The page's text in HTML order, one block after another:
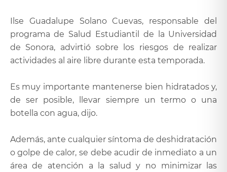
Ilse Guadalupe Solano Cuevas, responsable del
programa de Salud Estudiantil de la Universidad
de Sonora, advirtió sobre los riesgos de realizar
actividades al aire libre durante esta temporada.
Es muy importante mantenerse bien hidratados y,
de ser posible, llevar siempre un termo o una
botella con agua, dijo.
Además, ante cualquier síntoma de deshidratación
o golpe de calor, se debe acudir de inmediato a un
área de atención a la salud y no minimizar las